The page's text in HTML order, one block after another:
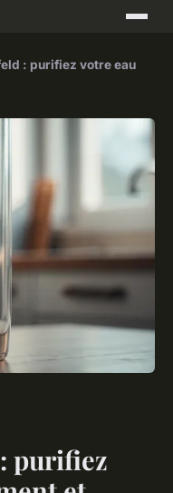
: purifiez votre eau
purifiez